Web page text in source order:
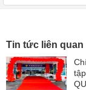
Tin tức liên quan